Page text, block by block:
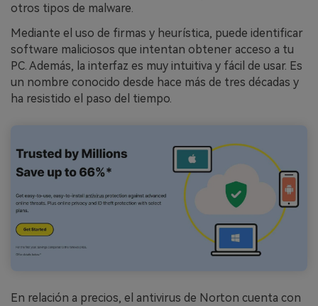
otros tipos de malware.
Mediante el uso de firmas y heurística, puede identificar
software maliciosos que intentan obtener acceso a tu
PC. Además, la interfaz es muy intuitiva y fácil de usar. Es
un nombre conocido desde hace más de tres décadas y
ha resistido el paso del tiempo.
En relación a precios, el antivirus de Norton cuenta con